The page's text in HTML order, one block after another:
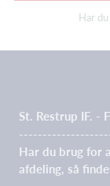
Har
St. Restrup IF. -
Har du brug for
afdeling, så